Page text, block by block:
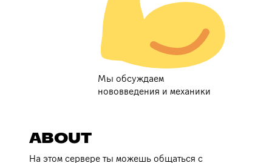
Мы обсуждаем
нововведения и механики
ABOUT
На этом сервере ты можешь общаться с